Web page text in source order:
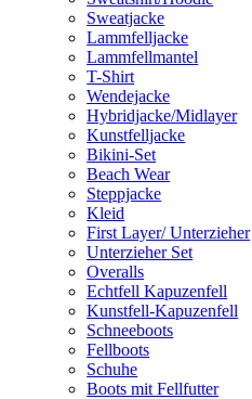
Sweatjacke
Lammfelljacke
Lammfellmantel
T-Shirt
Wendejacke
Hybridjacke/Midlayer
Kunstfelljacke
Bikini-Set
Beach Wear
Steppjacke
Kleid
First Layer/ Unterzieher
Unterzieher Set
Overalls
Echtfell Kapuzenfell
Kunstfell-Kapuzenfell
Schneeboots
Fellboots
Schuhe
Boots mit Fellfutter